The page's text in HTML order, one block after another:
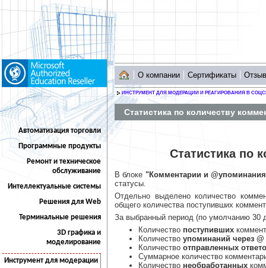
Автоматизация торговли
Программные продукты
Ремонт и техническое
обслуживание
Интеллектуальные системы
Решения для Web
Терминальные решения
3D графика и
моделирование
Инструмент для модерации
О компании Сертификаты
ИНСТРУМЕНТ ДЛЯ МОДЕРАЦИИ И РЕАГИРОВАНИЯ В
Статистика по количеству
Статистика по
В блоке "Комментарии и
статусы.
Отдельно выделено количество
общего количества поступивших
За выбранный период (по умолчанию 30
Количество поступивших
Количество упоминаний через @
Количество отправленных
Суммарное количество
Количество необработанных